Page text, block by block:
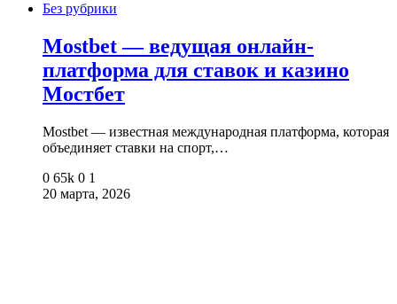
Без рубрики
Mostbet — ведущая онлайн-
платформа для ставок и казино
Мостбет
Mostbet — известная международная платформа, которая
объединяет ставки на спорт,…
0 65k 0 1
20 марта, 2026